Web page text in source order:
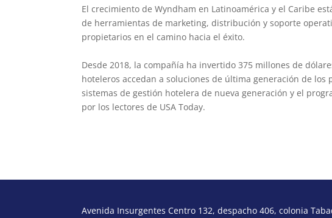
El crecimiento de Wyndham en Latinoamérica y el Caribe
de herramientas de marketing, distribución y soporte
propietarios en el camino hacia el éxito.
Desde 2018, la compañía ha invertido 375 millones de
hoteleros accedan a soluciones de última generación de
sistemas de gestión hotelera de nueva generación y el
por los lectores de USA Today.
Avenida Insurgentes Centro 132, despacho 406, colonia